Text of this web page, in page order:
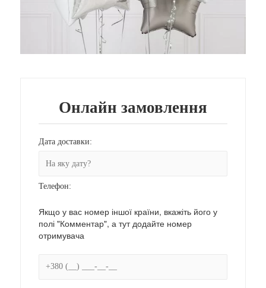
Онлайн замовлення
Дата доставки:
Телефон:
Якщо у вас номер іншої країни, вкажіть його у
полі "Комментар", а тут додайте номер
отримувача